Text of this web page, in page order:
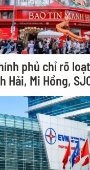
phủ chỉ rõ
Hải, Mi Hồng,